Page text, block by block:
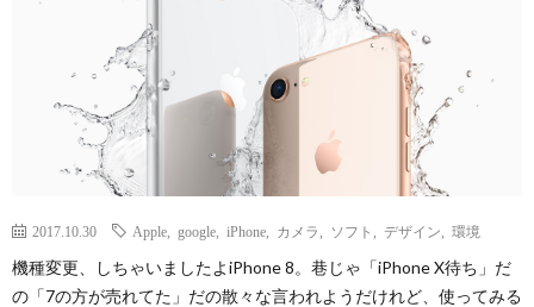
2017.10.30 Apple google iPhone カメラ ソフト デザイン 環境
機種変更、しちゃいましたよiPhone 8。巷じゃ「iPhone X待ち」だ
の「7の方が売れてた」だの散々な言われようだけれど、使ってみる